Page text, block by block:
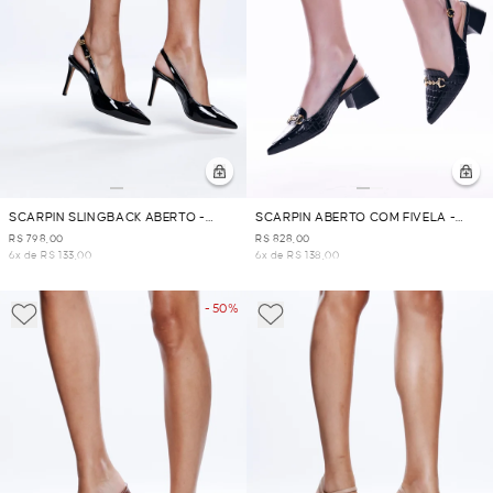
SCARPIN SLINGBACK ABERTO -
PRETO
R$ 798,00
6x de R$ 133,00
SCARPIN ABERTO COM FIVELA -
PRETO
R$ 828,00
6x de R$ 138,00
- 50%